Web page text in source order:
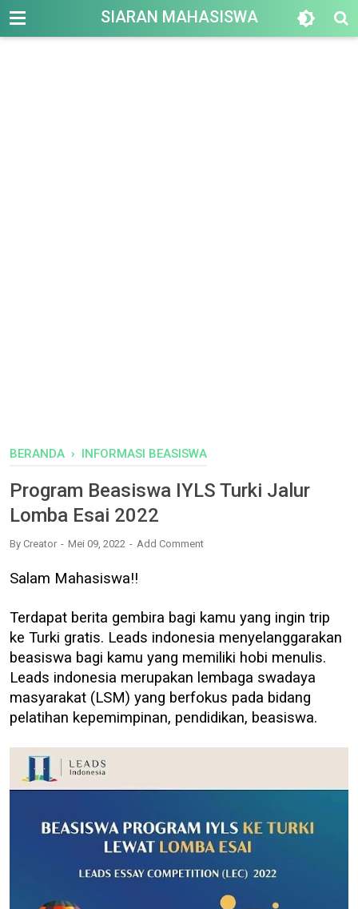
--> SIARAN MAHASISWA
BERANDA › INFORMASI BEASISWA
Program Beasiswa IYLS Turki Jalur
Lomba Esai 2022
By Creator Mei 09, 2022 Add Comment
Salam Mahasiswa!!
Terdapat berita gembira bagi kamu yang ingin trip
ke Turki gratis. Leads indonesia menyelanggarakan
beasiswa bagi kamu yang memiliki hobi menulis.
Leads indonesia merupakan lembaga swadaya
masyarakat (LSM) yang berfokus pada bidang
pelatihan kepemimpinan, pendidikan, beasiswa.